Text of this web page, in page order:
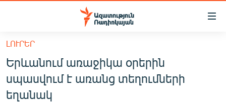
Մատչելիության
հիմնական
բովանդակությանը
հիմնական
մենյուին
ՀԱՅԱՍՏԱՆ
ՔԱՂԱՔԱԿԱՆ
ԼՈՒՐԵՐ
Երևանում առաջիկա օրերին
սպասվում է առանց տեղումների
եղանակ